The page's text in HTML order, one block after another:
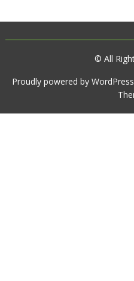
© All
Proudly powered by WordPress